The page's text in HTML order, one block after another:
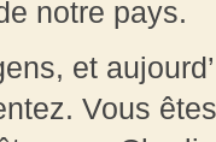
notre pays.
et
Vous